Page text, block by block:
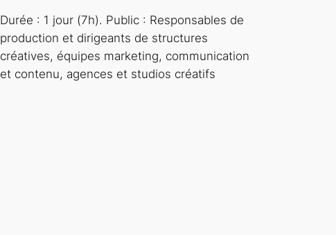
Durée : 1 jour (7h). Public : Responsables de
production et dirigeants de structures
créatives, équipes marketing, communication
et contenu, agences et studios créatifs